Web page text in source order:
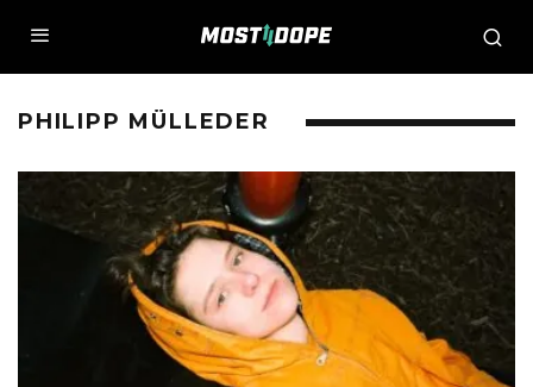
PHILIPP MÜLLEDER